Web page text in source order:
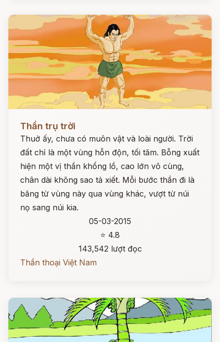
Đọc ngay
Thần trụ trời
Thuở ấy, chưa có muôn vật và loài người. Trời
đất chỉ là một vùng hỗn độn, tối tăm. Bỗng xuất
hiện một vị thần khổng lồ, cao lớn vô cùng,
chân dài không sao tả xiết. Mỗi bước thần đi là
băng từ vùng này qua vùng khác, vượt từ núi
nọ sang núi kia.
05-03-2015
⭐ 4.8
143,542 lượt đọc
Thần thoại Việt Nam